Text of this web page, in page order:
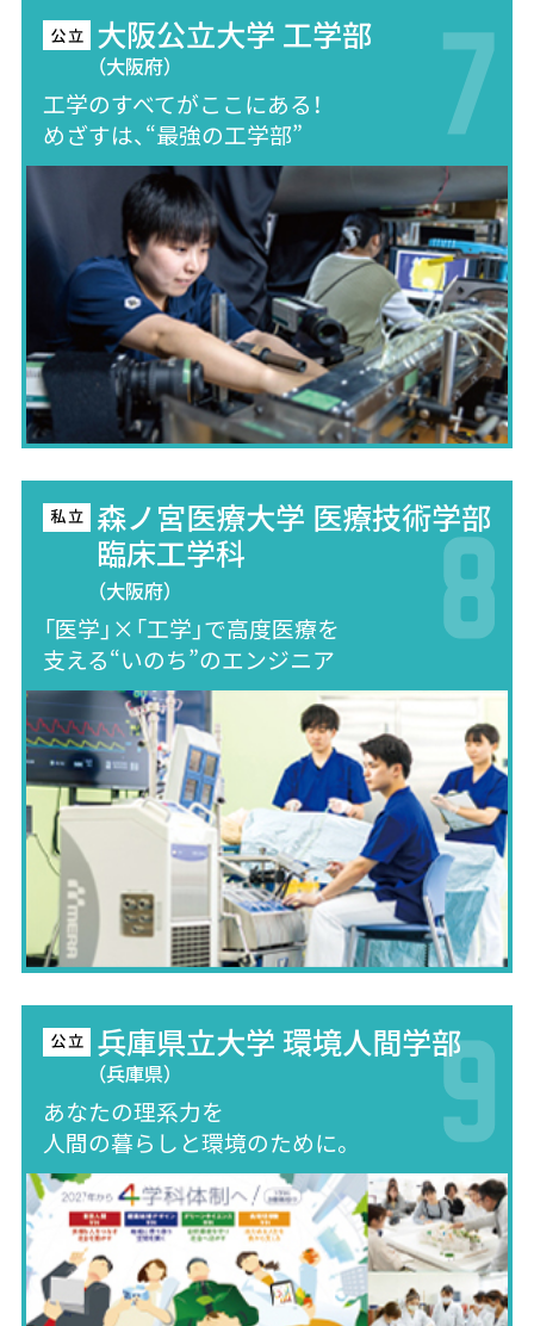
大阪公立大学 工学部
（大阪府）
工学のすべてがここにある！
めざすは、“最強の工学部”
森ノ宮医療大学 医療技術学部
臨床工学科
（大阪府）
「医学」×「工学」で高度医療を
支える“いのち”のエンジニア
兵庫県立大学 環境人間学部
（兵庫県）
あなたの理系力を
人間の暮らしと環境のために。